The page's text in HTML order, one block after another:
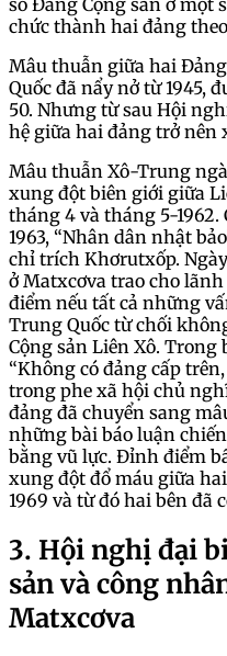
số Đảng Cộng sản ở một
chức thành hai đảng
Mâu thuẫn giữa hai
Quốc đã nẩy nở từ 1945,
50. Nhưng từ sau Hội
hệ giữa hai đảng trở nên
Mâu thuẫn Xô-Trung
xung đột biên giới giữa
tháng 4 và tháng 5-
1963, “Nhân dân nhật
chỉ trích Khơrutxốp.
ở Matxcơva trao cho
điểm nếu tất cả những
Trung Quốc từ chối
Cộng sản Liên Xô.
“Không có đảng cấp
trong phe xã hội chủ
đảng đã chuyển sang
những bài báo luận
bằng vũ lực. Đỉnh điểm
xung đột đổ máu giữa
1969 và từ đó hai bên đã
3. Hội nghị đại
sản và công
Matxcơva